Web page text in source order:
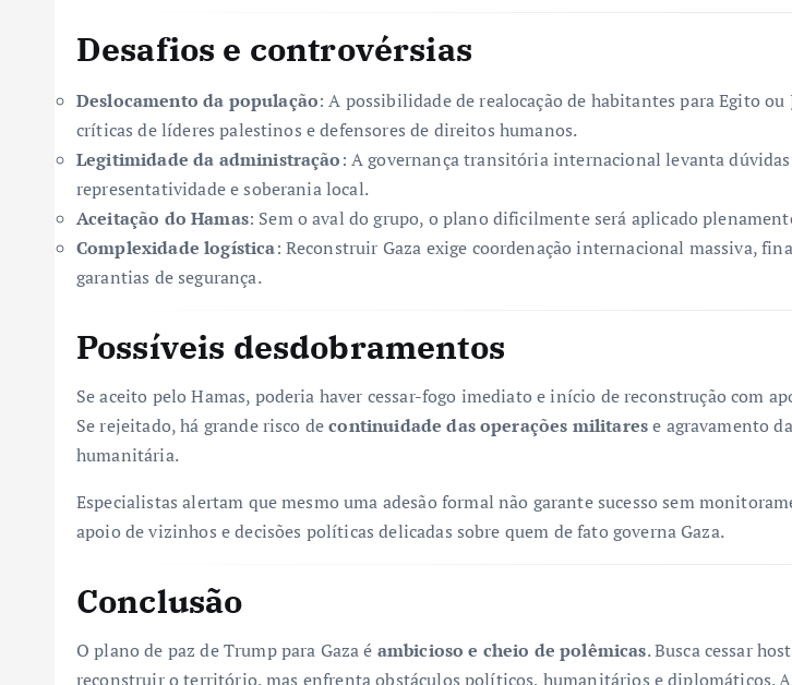
Desafios e controvérsias
Deslocamento da população: A possibilidade de realocação de habitantes para Egito ou
críticas de líderes palestinos e defensores de direitos humanos.
Legitimidade da administração: A governança transitória internacional levanta
representatividade e soberania local.
Aceitação do Hamas: Sem o aval do grupo, o plano dificilmente será aplicado
Complexidade logística: Reconstruir Gaza exige coordenação internacional massiva,
garantias de segurança.
Possíveis desdobramentos
Se aceito pelo Hamas, poderia haver cessar-fogo imediato e início de reconstrução com
Se rejeitado, há grande risco decontinuidade das operações militarese agravamento
humanitária.
Especialistas alertam que mesmo uma adesão formal não garante sucesso sem
apoio de vizinhos e decisões políticas delicadas sobre quem de fato governa Gaza.
Conclusão
O plano de paz de Trump para Gaza é ambicioso e cheio de polêmicas. Busca cessar
reconstruir o território, mas enfrenta obstáculos políticos, humanitários e diplomáticos.